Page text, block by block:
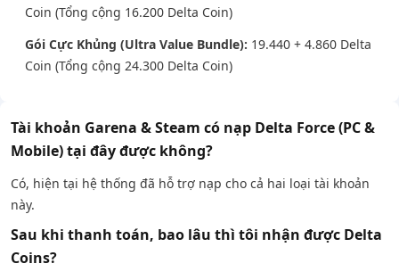
Coin (Tổng cộng 16.200 Delta Coin)
Gói Cực Khủng (Ultra Value Bundle): 19.440 + 4.860 Delta
Coin (Tổng cộng 24.300 Delta Coin)
Tài khoản Garena & Steam có nạp Delta Force (PC &
Mobile) tại đây được không?
Có, hiện tại hệ thống đã hỗ trợ nạp cho cả hai loại tài khoản
này.
Sau khi thanh toán, bao lâu thì tôi nhận được Delta
Coins?